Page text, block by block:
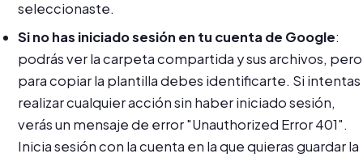
seleccionaste.
Si no has iniciado sesión en tu cuenta de Google:
podrás ver la carpeta compartida y sus archivos, pero
para copiar la plantilla debes identificarte. Si intentas
realizar cualquier acción sin haber iniciado sesión,
verás un mensaje de error "Unauthorized Error 401".
Inicia sesión con la cuenta en la que quieras guardar la